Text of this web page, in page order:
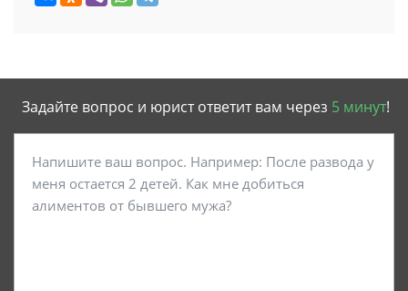
Задайте вопрос и юрист ответит вам через 5 минут!